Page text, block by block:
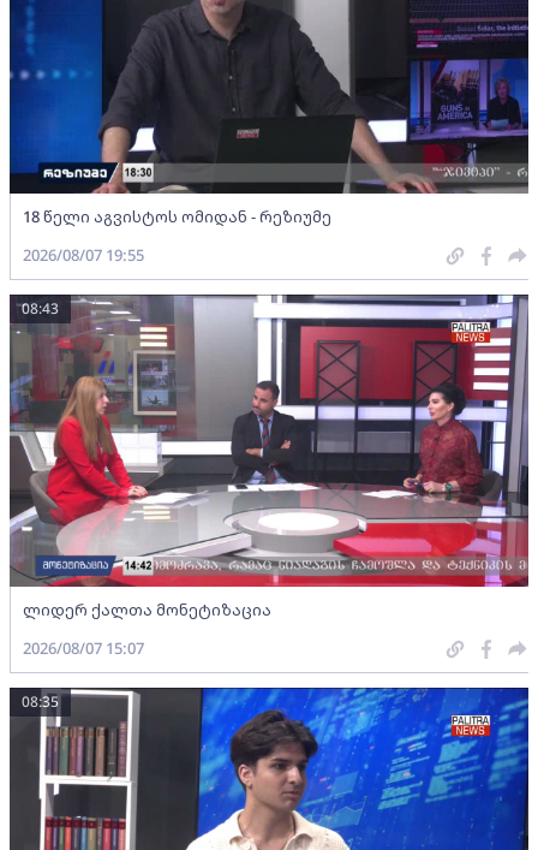
18 წელი აგვისტოს ომიდან - რეზიუმე
2026/08/07 19:55
ლიდერ ქალთა მონეტიზაცია
08:43
2026/08/07 15:07
08:35